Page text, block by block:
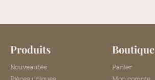
Produits
Nouveautés
Boutique
Panier